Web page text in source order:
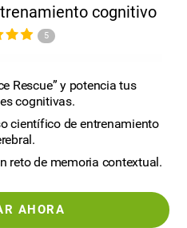
cognitivo
5
Rescue” y potencia tus
cognitivas.
científico de entrenamiento
reto de memoria contextual.
AHORA